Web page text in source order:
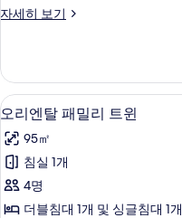
블
진
모
두
보
기
자세히 보기
유
스
더
블
세
히
보
기
오
리
엔
탈
패
5
오리엔탈 패밀리 트윈
95㎡
침실 1개
4명
더블침대 1개 및 싱글침대 1개